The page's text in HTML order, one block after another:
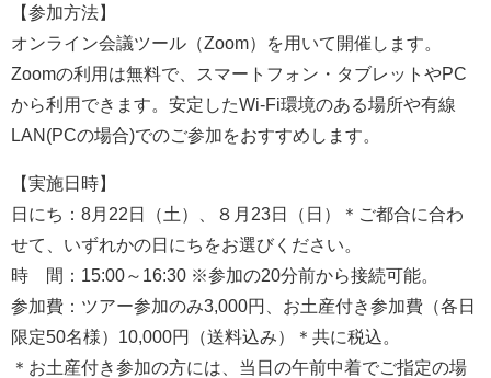
【参加方法】
オンライン会議ツール（Zoom）を用いて開催します。
Zoomの利用は無料で、スマートフォン・タブレットやPC
から利用できます。安定したWi-Fi環境のある場所や有線
LAN(PCの場合)でのご参加をおすすめします。
【実施日時】
日にち：8月22日（土）、８月23日（日）＊ご都合に合わ
せて、いずれかの日にちをお選びください。
時 間：15:00～16:30 ※参加の20分前から接続可能。
参加費：ツアー参加のみ3,000円、お土産付き参加費（各日
限定50名様）10,000円（送料込み）＊共に税込。
＊お土産付き参加の方には、当日の午前中着でご指定の場